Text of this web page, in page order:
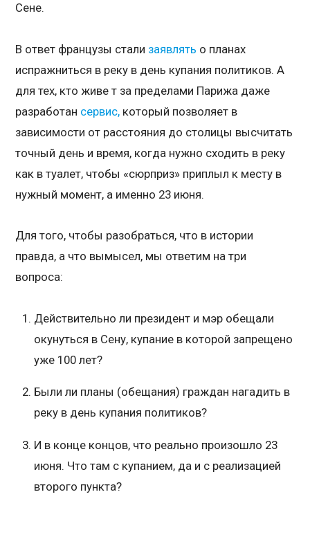
Сене.
В ответ французы стали заявлять о планах
испражниться в реку в день купания политиков. А
для тех, кто живе т за пределами Парижа даже
разработан сервис, который позволяет в
зависимости от расстояния до столицы высчитать
точный день и время, когда нужно сходить в реку
как в туалет, чтобы «сюрприз» приплыл к месту в
нужный момент, а именно 23 июня.
Для того, чтобы разобраться, что в истории
правда, а что вымысел, мы ответим на три
вопроса:
Действительно ли президент и мэр обещали
окунуться в Сену, купание в которой запрещено
уже 100 лет?
Были ли планы (обещания) граждан нагадить в
реку в день купания политиков?
И в конце концов, что реально произошло 23
июня. Что там с купанием, да и с реализацией
второго пункта?